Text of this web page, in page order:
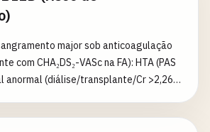
BLED. Não é conselho médico.
major sob anticoagulação
com CHA₂DS₂-VASc na FA): HTA (PAS
anormal (diálise/transplante/Cr >2,26),